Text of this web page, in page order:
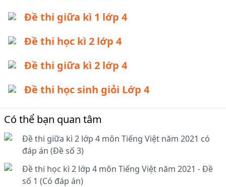
Đề thi giữa kì 1 lớp 4
Đề thi học kì 2 lớp 4
Đề thi giữa kì 2 lớp 4
Đề thi học sinh giỏi Lớp 4
Có thể bạn quan tâm
Đề thi giữa kì 2 lớp 4 môn Tiếng Việt năm 2021 có
đáp án (Đề số 3)
Đề thi học kì 2 lớp 4 môn Tiếng Việt năm 2021 - Đề
số 1 (Có đáp án)